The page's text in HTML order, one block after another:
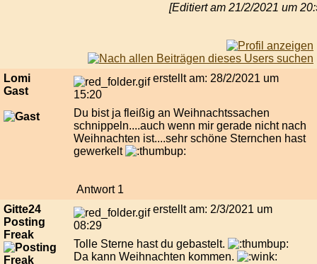
[Editiert am 21/2/2021 um
Lomi
Gast
erstellt am: 28/2/2021 um
15:20
Du bist ja fleißig an Weihnachtssachen
schnippeln....auch wenn mir gerade nicht nach
Weihnachten ist....sehr schöne Sternchen hast
gewerkelt
Antwort 1
Gitte24
Posting
Freak
erstellt am: 2/3/2021 um
08:29
Tolle Sterne hast du gebastelt.
Da kann Weihnachten kommen.